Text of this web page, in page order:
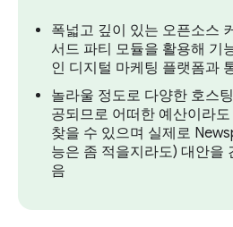
폭넓고 깊이 있는 오픈소스
서드 파티 모듈을 활용해 기
인 디지털 마케팅 플랫폼과
놀라울 정도로 다양한 호스
공되므로 어떠한 예산이라
찾을 수 있으며 실제로
능은 좀 적을지라도) 대안을
음